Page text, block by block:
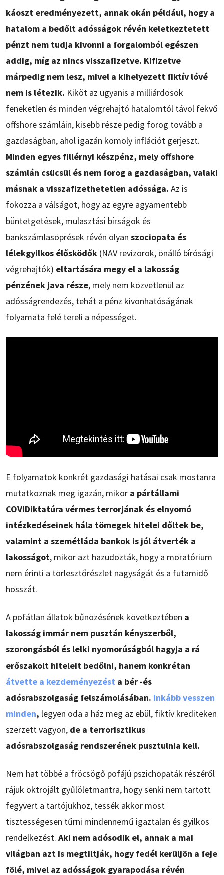
káoszt eredményezett, annak okán például, hogy a
hatalom a bedőlt adósságok révén keletkeztetett
pénzt nem tudja kivonni a forgalomból egészen
addig, míg az nincs visszafizetve. Kifizetve
márpedig nem lesz, mivel a kihelyezett fiktív lóvé
nem is létezik. Kiköt az ugyanis a milliárdosok
feneketlen és minden végrehajtó hatalomtól távol fekvő
offshore számláin, kisebb része pedig forog tovább a
gazdaságban, ahol igazán komoly inflációt gerjeszt.
Minden egyes fillérnyi készpénz, mely offshore
számlán csücsül és nem forog a gazdaságban, valaki
másnak a visszafizethetetlen adóssága. Az is
fokozza a válságot, hogy az egyre agyamentebb
büntetgetések, mulasztási bírságok és
bankszámlasöprések révén olyan szociopata és
lélekgyilkos élősködők (NAV revizorok, önálló bírósági
végrehajtók) eltartására megy el a lakosság
pénzének java része, mely nem közvetlenül az
adósságrendezés, tehát a pénz kivonhatóságának
folyamata felé tereli a népességet.
E folyamatok konkrét gazdasági hatásai csak mostanra
mutatkoznak meg igazán, mikor a pártállami
COVIDiktatúra vérmes terrorjának és elnyomó
intézkedéseinek hála tömegek hitelei dőltek be,
valamint a szemétláda bankok is jól átverték a
lakosságot, mikor azt hazudozták, hogy a moratórium
nem érinti a törlesztőrészlet nagyságát és a futamidő
hosszát.
A pofátlan állatok bűnözésének következtében a
lakosság immár nem pusztán kényszerből,
szorongásból és lelki nyomorúságból hagyja a rá
erőszakolt hiteleit bedőlni, hanem konkrétan
átvette a kezdeményezést a bér -és
adósrabszolgaság felszámolásában. Inkább vesszen
minden, legyen oda a ház meg az ebül, fiktív krediteken
szerzett vagyon, de a terrorisztikus
adósrabszolgaság rendszerének pusztulnia kell.
Nem hat többé a fröcsögő pofájú pszichopaták részéről
rájuk oktrojált gyűlöletmantra, hogy senki nem tartott
fegyvert a tartójukhoz, tessék akkor most
tisztességesen tűrni mindennemű igaztalan és gyilkos
rendelkezést. Aki nem adósodik el, annak a mai
világban azt is megtiltják, hogy fedél kerüljön a feje
fölé, mivel az adósságok gyarapodása révén